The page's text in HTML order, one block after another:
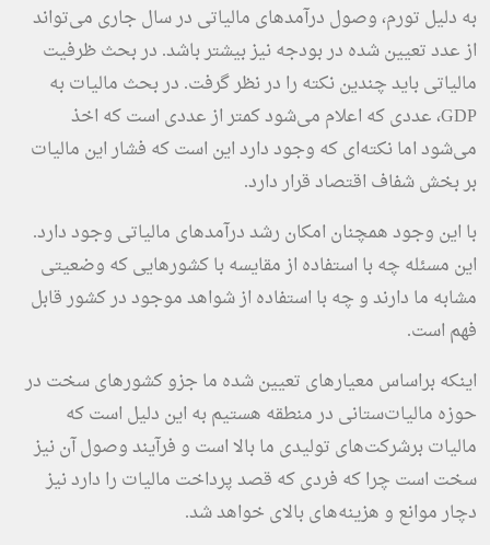
به دلیل تورم، وصول درآمدهای مالیاتی در سال جاری می‌تواند
از عدد تعیین شده در بودجه نیز بیشتر باشد. در بحث ظرفیت
مالیاتی باید چندین نکته را در نظر گرفت. در بحث مالیات به
GDP، عددی که اعلام می‌شود کمتر از عددی است که اخذ
می‌شود اما نکته‌ای که وجود دارد این است که فشار این مالیات
بر بخش شفاف اقتصاد قرار دارد.
با این وجود همچنان امکان رشد درآمدهای مالیاتی وجود دارد.
این مسئله چه با استفاده از مقایسه با کشورهایی که وضعیتی
مشابه ما دارند و چه با استفاده از شواهد موجود در کشور قابل
فهم است.
اینکه براساس معیارهای تعیین شده ما جزو کشورهای سخت در
حوزه مالیات‌ستانی در منطقه هستیم به این دلیل است که
مالیات برشرکت‌های تولیدی ما بالا است و فرآیند وصول آن نیز
سخت است چرا که فردی که قصد پرداخت مالیات را دارد نیز
دچار موانع و هزینه‌های بالای خواهد شد.